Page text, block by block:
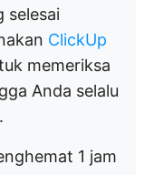
selesai
ClickUp
memeriksa
Anda selalu
1 jam